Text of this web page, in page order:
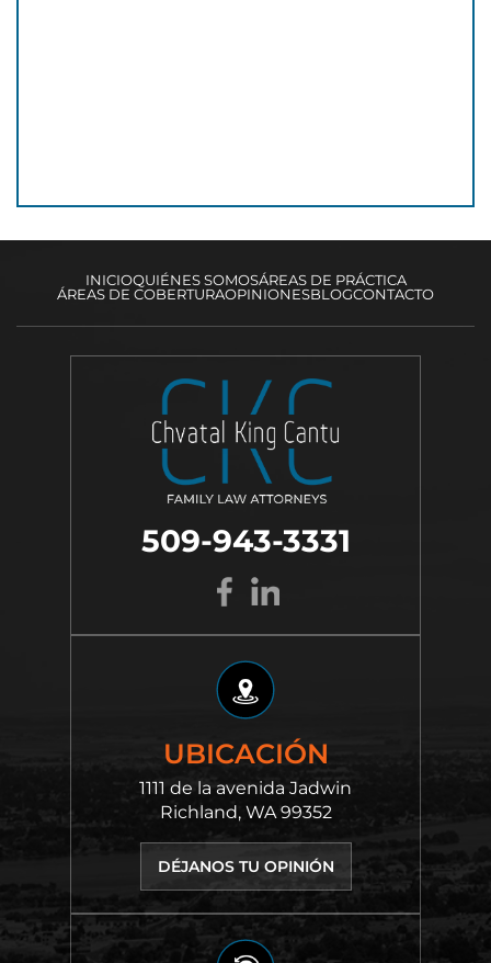
INICIOQUIÉNES SOMOSÁREAS DE PRÁCTICA
ÁREAS DE COBERTURAOPINIONESBLOGCONTACTO
UBICACIÓN
1111 de la avenida Jadwin
Richland, WA 99352
DÉJANOS TU OPINIÓN
509-943-3331